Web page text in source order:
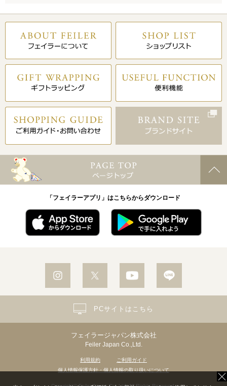
「フェイラーアプリ」はこちらからダウンロード
フェイラージャパン株式会社
Feiler Japan Co.,Ltd.
利用規約
ご利用ガイド
個人情報保護方針・個人情報の取り扱いについて
PCサイトはこちら